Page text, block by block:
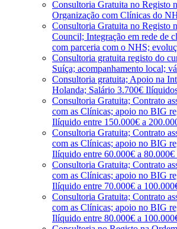
Consultoria Gratuita no Registo
Organização com Clínicas do
Consultoria Gratuita no Registo
Council; Integração em rede de
com parceria com o NHS;
Consultoria gratuita registo do
Suíça; acompanhamento local;
Consultoria gratuita; Apoio na
Holanda; Salário 3.700€
Consultoria Gratuita; Contrato
com as Clínicas; apoio no BIG
Ilíquido entre 150.000€ a
Consultoria Gratuita; Contrato
com as Clínicas; apoio no BIG
Ilíquido entre 60.000€ a 80.000€
Consultoria Gratuita; Contrato
com as Clínicas; apoio no BIG
Ilíquido entre 70.000€ a
Consultoria Gratuita; Contrato
com as Clínicas; apoio no BIG
Ilíquido entre 80.000€ a